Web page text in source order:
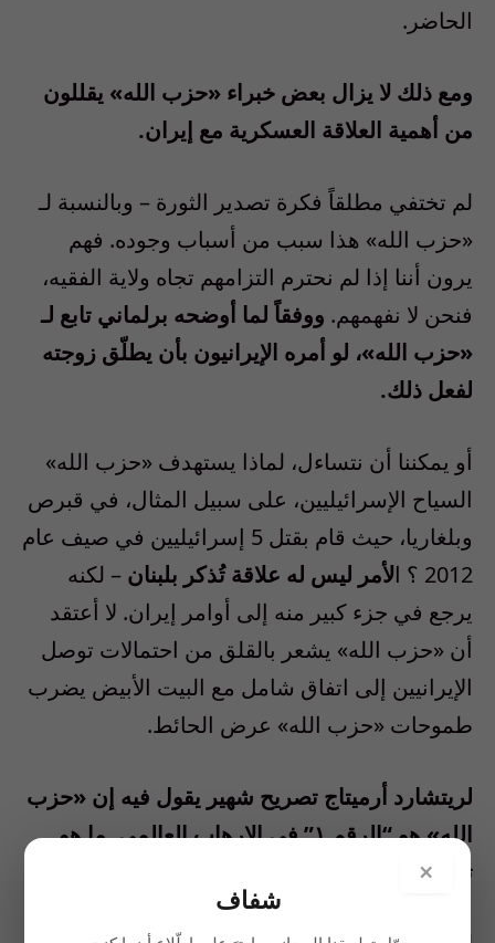
الحاضر.
ومع ذلك لا يزال بعض خبراء «حزب الله» يقللون
من أهمية العلاقة العسكرية مع إيران.
لم تختفي مطلقاً فكرة تصدير الثورة – وبالنسبة لـ
«حزب الله» هذا سبب من أسباب وجوده. فهم
يرون أننا إذا لم نحترم التزامهم تجاه ولاية الفقيه،
فنحن لا نفهمهم. ووفقاً لما أوضحه برلماني تابع لـ
«حزب الله»، لو أمره الإيرانيون بأن يطلّق زوجته
لفعل ذلك.
أو يمكننا أن نتساءل، لماذا يستهدف «حزب الله»
السياح الإسرائيليين، على سبيل المثال، في قبرص
وبلغاريا، حيث قام بقتل 5 إسرائيليين في صيف عام
2012 ؟ ا
لأمر ليس له علاقة تُذكر بلبنان – لكنه
يرجع في جزء كبير منه إلى أوامر إيران. لا أعتقد
أن «حزب الله» يشعر بالقلق من احتمالات توصل
الإيرانيين إلى اتفاق شامل مع البيت الأبيض يضرب
طموحات «حزب الله» عرض الحائط.
لريتشارد أرميتاج تصريح شهير يقول فيه إن «حزب
الله» هو “الرقم ١” في الإرهاب العالمي. ما هو
تصنيفك للحزب بالنظر إلى تنظيم «القاعدة»؟
×
شفاف